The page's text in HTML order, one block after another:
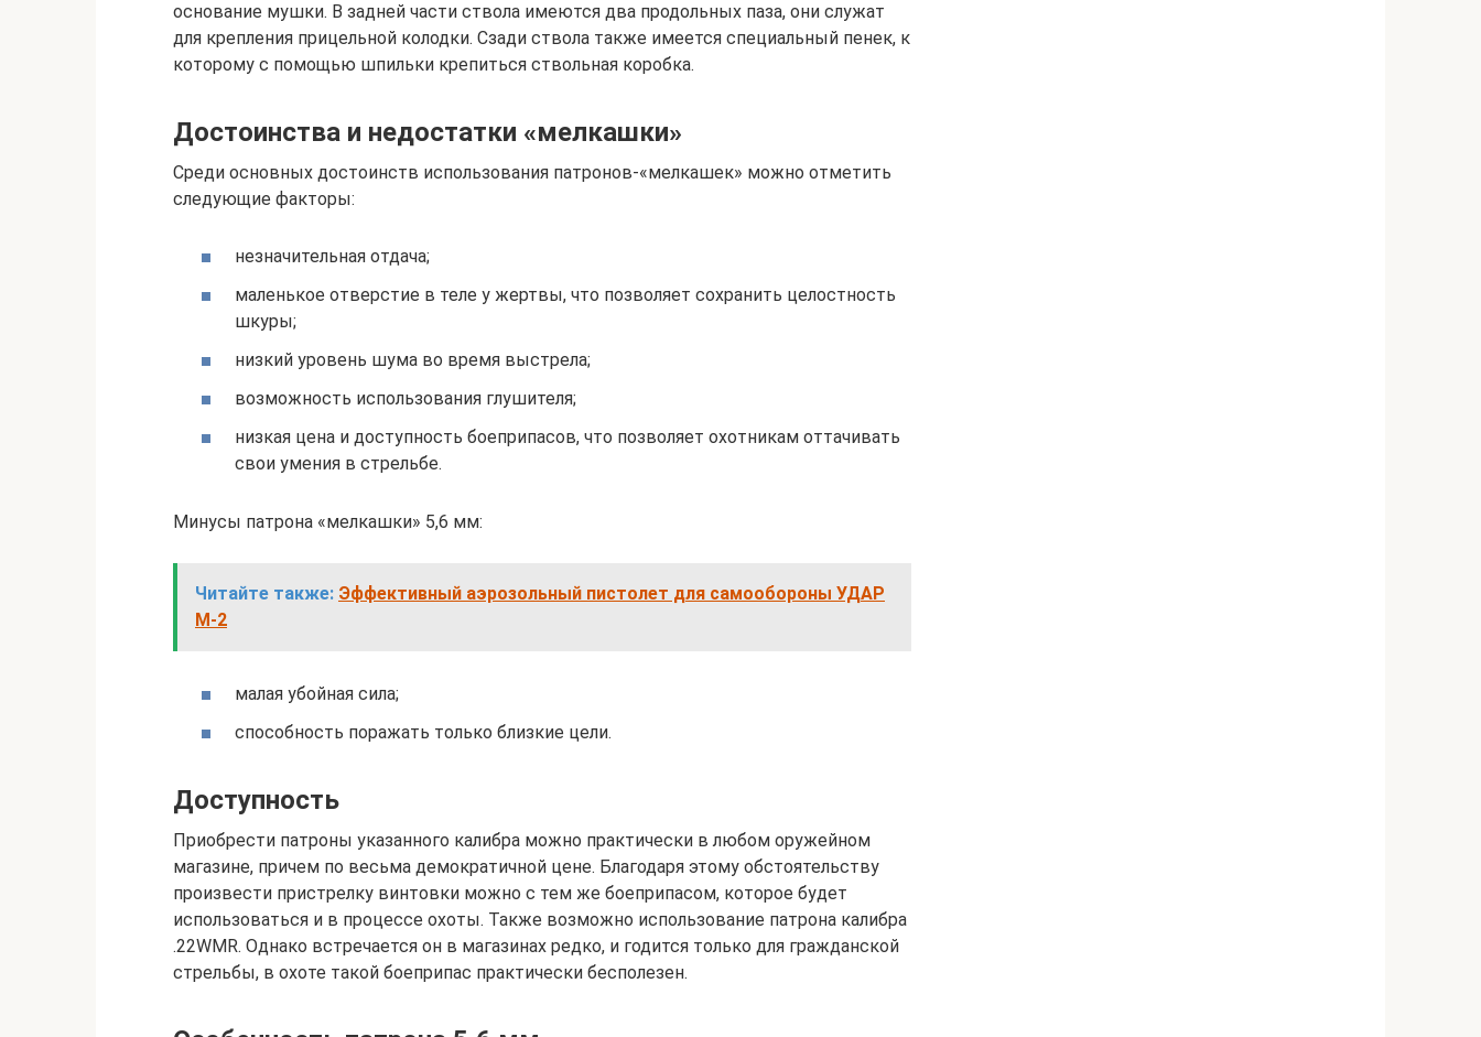
основание мушки. В задней части ствола имеются два продольных паза, они служат
для крепления прицельной колодки. Сзади ствола также имеется специальный пенек, к
которому с помощью шпильки крепиться ствольная коробка.
Достоинства и недостатки «мелкашки»
Среди основных достоинств использования патронов-«мелкашек» можно отметить
следующие факторы:
незначительная отдача;
маленькое отверстие в теле у жертвы, что позволяет сохранить целостность
шкуры;
низкий уровень шума во время выстрела;
возможность использования глушителя;
низкая цена и доступность боеприпасов, что позволяет охотникам оттачивать
свои умения в стрельбе.
Минусы патрона «мелкашки» 5,6 мм:
Читайте также: Эффективный аэрозольный пистолет для самообороны УДАР
М-2
малая убойная сила;
способность поражать только близкие цели.
Доступность
Приобрести патроны указанного калибра можно практически в любом оружейном
магазине, причем по весьма демократичной цене. Благодаря этому обстоятельству
произвести пристрелку винтовки можно с тем же боеприпасом, которое будет
использоваться и в процессе охоты. Также возможно использование патрона калибра
.22WMR. Однако встречается он в магазинах редко, и годится только для гражданской
стрельбы, в охоте такой боеприпас практически бесполезен.